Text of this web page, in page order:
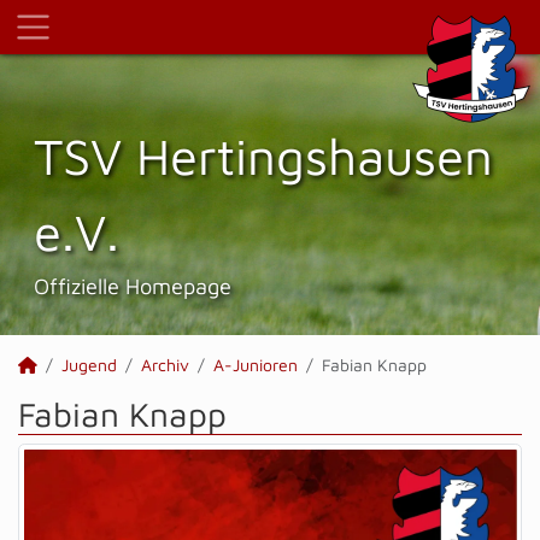
TSV Hertings­hausen
e.V.
Offizielle Homepage
Jugend Archiv A-Junioren Fabian Knapp
Fabian Knapp